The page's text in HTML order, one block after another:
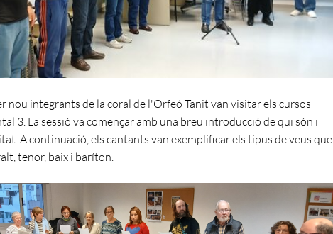
nou integrants de la coral de l'Orfeó Tanit van visitar els cursos
3. La sessió va començar amb una breu introducció de qui són i
A continuació, els cantants van exemplificar els tipus de veus que
tenor, baix i baríton.